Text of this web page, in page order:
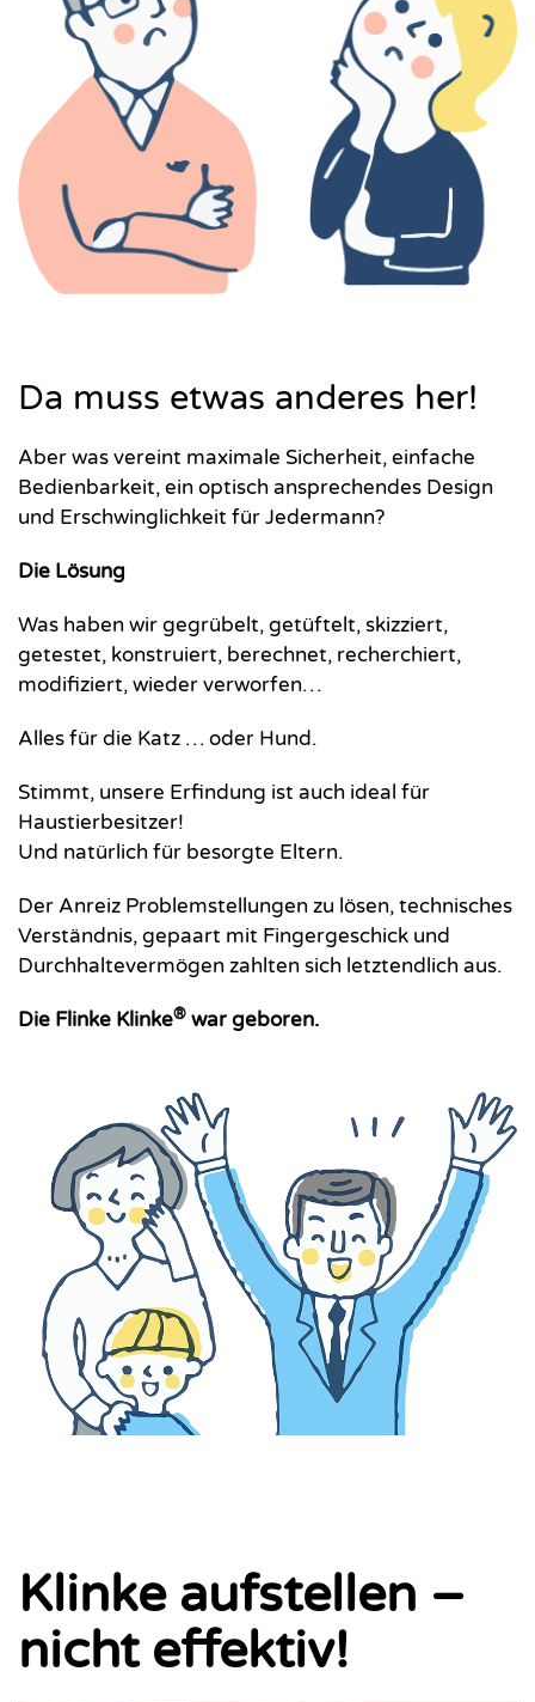
Da muss etwas anderes her!
Aber was vereint maximale Sicherheit, einfache
Bedienbarkeit, ein optisch ansprechendes Design
und Erschwinglichkeit für Jedermann?
Die Lösung
Was haben wir gegrübelt, getüftelt, skizziert,
getestet, konstruiert, berechnet, recherchiert,
modifiziert, wieder verworfen…
Alles für die Katz … oder Hund.
Stimmt, unsere Erfindung ist auch ideal für
Haustierbesitzer!
Und natürlich für besorgte Eltern.
Der Anreiz Problemstellungen zu lösen, technisches
Verständnis, gepaart mit Fingergeschick und
Durchhaltevermögen zahlten sich letztendlich aus.
Die Flinke Klinke® war geboren.
Klinke aufstellen –
nicht effektiv!